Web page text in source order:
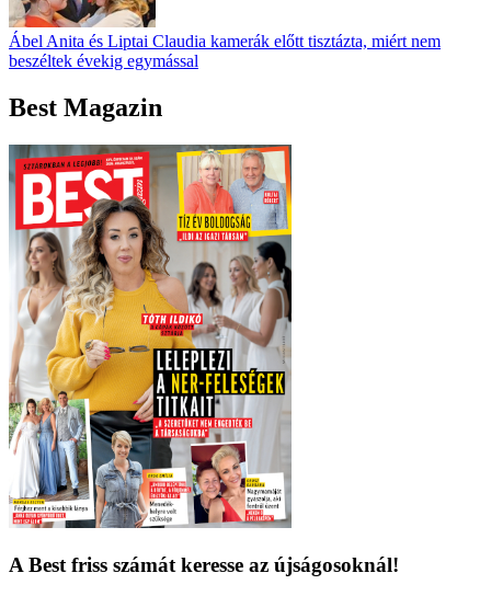
Ábel Anita és Liptai Claudia kamerák előtt tisztázta, miért nem
beszéltek évekig egymással
Best Magazin
A Best friss számát keresse az újságosoknál!